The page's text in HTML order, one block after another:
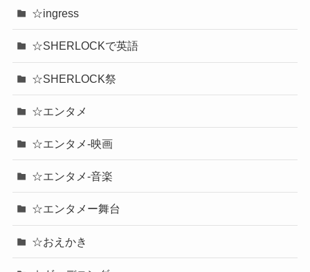
☆ingress
☆SHERLOCKで英語
☆SHERLOCK祭
☆エンタメ
☆エンタメ-映画
☆エンタメ-音楽
☆エンタメー舞台
☆おえかき